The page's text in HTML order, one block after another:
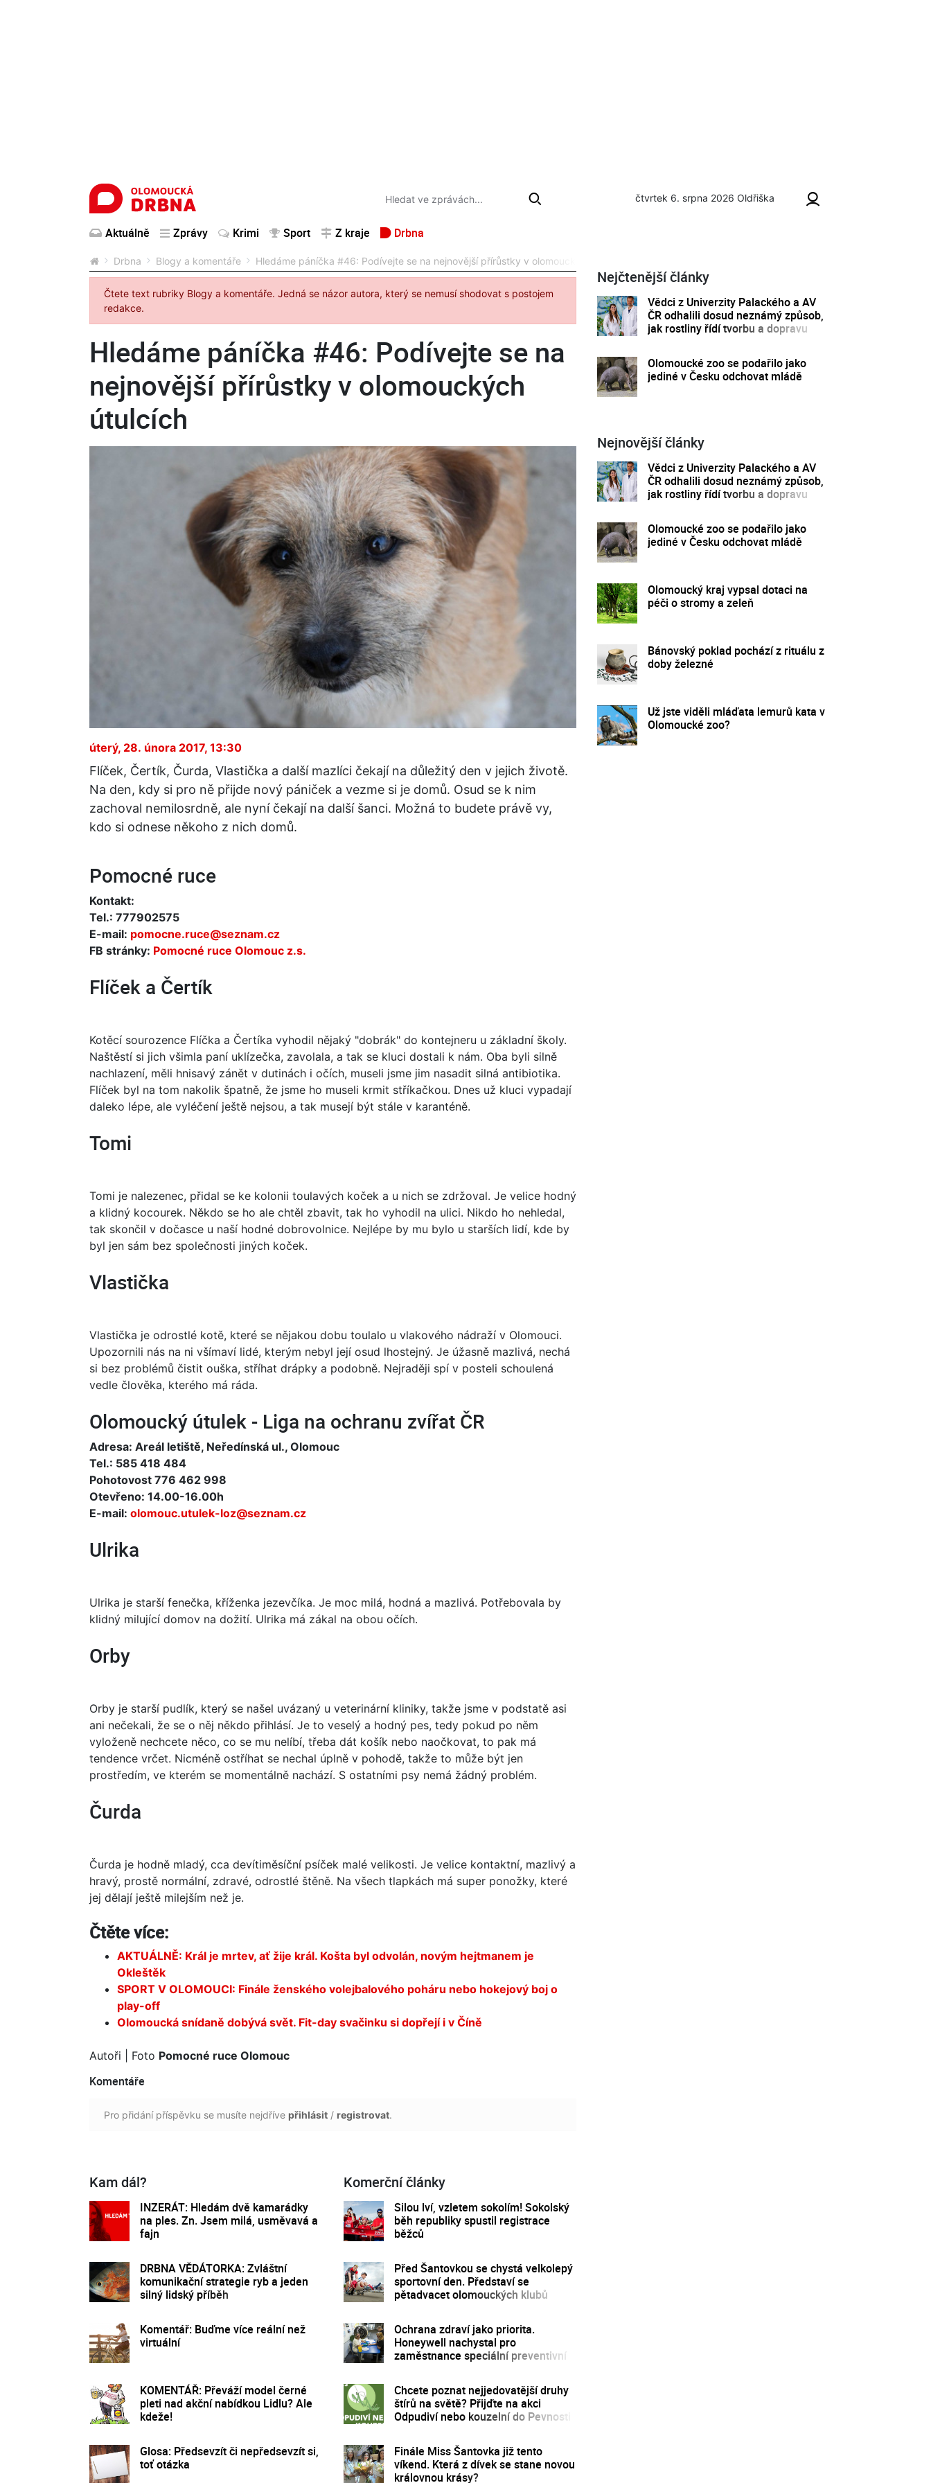
čtvrtek 6. srpna 2026 Oldřiška
Aktuálně Zprávy Krimi Sport Z kraje Drbna
Drbna Blogy a komentáře Hledáme páníčka #46: Podívejte se na nejnovější přírůstky v olomouckých útulcích
Čtete text rubriky Blogy a komentáře. Jedná se názor autora, který se nemusí shodovat s postojem
redakce.
Hledáme páníčka #46: Podívejte se na
nejnovější přírůstky v olomouckých
útulcích
úterý, 28. února 2017, 13:30
Flíček, Čertík, Čurda, Vlastička a další mazlíci čekají na důležitý den v jejich životě.
Na den, kdy si pro ně přijde nový pániček a vezme si je domů. Osud se k nim
zachoval nemilosrdně, ale nyní čekají na další šanci. Možná to budete právě vy,
kdo si odnese někoho z nich domů.
Pomocné ruce
Kontakt:
Tel.: 777902575
E-mail: pomocne.ruce@seznam.cz
FB stránky: Pomocné ruce Olomouc z.s.
Flíček a Čertík
Kotěcí sourozence Flíčka a Čertíka vyhodil nějaký "dobrák" do kontejneru u základní školy.
Naštěstí si jich všimla paní uklízečka, zavolala, a tak se kluci dostali k nám. Oba byli silně
nachlazení, měli hnisavý zánět v dutinách i očích, museli jsme jim nasadit silná antibiotika.
Flíček byl na tom nakolik špatně, že jsme ho museli krmit stříkačkou. Dnes už kluci vypadají
daleko lépe, ale vyléčení ještě nejsou, a tak musejí být stále v karanténě.
Tomi
Tomi je nalezenec, přidal se ke kolonii toulavých koček a u nich se zdržoval. Je velice hodný
a klidný kocourek. Někdo se ho ale chtěl zbavit, tak ho vyhodil na ulici. Nikdo ho nehledal,
tak skončil v dočasce u naší hodné dobrovolnice. Nejlépe by mu bylo u starších lidí, kde by
byl jen sám bez společnosti jiných koček.
Vlastička
Vlastička je odrostlé kotě, které se nějakou dobu toulalo u vlakového nádraží v Olomouci.
Upozornili nás na ni všímaví lidé, kterým nebyl její osud lhostejný. Je úžasně mazlivá, nechá
si bez problémů čistit ouška, stříhat drápky a podobně. Nejraději spí v posteli schoulená
vedle člověka, kterého má ráda.
Olomoucký útulek - Liga na ochranu zvířat ČR
Adresa: Areál letiště, Neředínská ul., Olomouc
Tel.: 585 418 484
Pohotovost 776 462 998
Otevřeno: 14.00-16.00h
E-mail: olomouc.utulek-loz@seznam.cz
Ulrika
Ulrika je starší fenečka, kříženka jezevčíka. Je moc milá, hodná a mazlivá. Potřebovala by
klidný milující domov na dožití. Ulrika má zákal na obou očích.
Orby
Orby je starší pudlík, který se našel uvázaný u veterinární kliniky, takže jsme v podstatě asi
ani nečekali, že se o něj někdo přihlásí. Je to veselý a hodný pes, tedy pokud po něm
vyloženě nechcete něco, co se mu nelíbí, třeba dát košík nebo naočkovat, to pak má
tendence vrčet. Nicméně ostříhat se nechal úplně v pohodě, takže to může být jen
prostředím, ve kterém se momentálně nachází. S ostatními psy nemá žádný problém.
Čurda
Čurda je hodně mladý, cca devítiměsíční psíček malé velikosti. Je velice kontaktní, mazlivý a
hravý, prostě normální, zdravé, odrostlé štěně. Na všech tlapkách má super ponožky, které
jej dělají ještě milejším než je.
Čtěte více:
AKTUÁLNĚ: Král je mrtev, ať žije král. Košta byl odvolán, novým hejtmanem je
Okleštěk
SPORT V OLOMOUCI: Finále ženského volejbalového poháru nebo hokejový boj o
play-off
Olomoucká snídaně dobývá svět. Fit-day svačinku si dopřejí i v Číně
Autoři | Foto Pomocné ruce Olomouc
Komentáře
Pro přidání příspěvku se musíte nejdříve přihlásit / registrovat.
Kam dál?
INZERÁT: Hledám dvě kamarádky
na ples. Zn. Jsem milá, usměvavá a
fajn
DRBNA VĚDÁTORKA: Zvláštní
komunikační strategie ryb a jeden
silný lidský příběh
Komentář: Buďme více reální než
virtuální
KOMENTÁŘ: Převáží model černé
pleti nad akční nabídkou Lidlu? Ale
kdeže!
Glosa: Předsevzít či nepředsevzít si,
toť otázka
Komerční články
Silou lví, vzletem sokolím! Sokolský
běh republiky spustil registrace
běžců
Před Šantovkou se chystá velkolepý
sportovní den. Představí se
pětadvacet olomouckých klubů
Ochrana zdraví jako priorita.
Honeywell nachystal pro
zaměstnance speciální preventivní
Chcete poznat nejjedovatější druhy
štírů na světě? Přijďte na akci
Odpudiví nebo kouzelní do Pevnosti
Finále Miss Šantovka již tento
víkend. Která z dívek se stane novou
královnou krásy?
Nejčtenější články
Vědci z Univerzity Palackého a AV
ČR odhalili dosud neznámý způsob,
jak rostliny řídí tvorbu a dopravu
Olomoucké zoo se podařilo jako
jediné v Česku odchovat mládě
Nejnovější články
Vědci z Univerzity Palackého a AV
ČR odhalili dosud neznámý způsob,
jak rostliny řídí tvorbu a dopravu
Olomoucké zoo se podařilo jako
jediné v Česku odchovat mládě
Olomoucký kraj vypsal dotaci na
péči o stromy a zeleň
Bánovský poklad pochází z rituálu z
doby železné
Už jste viděli mláďata lemurů kata v
Olomoucké zoo?